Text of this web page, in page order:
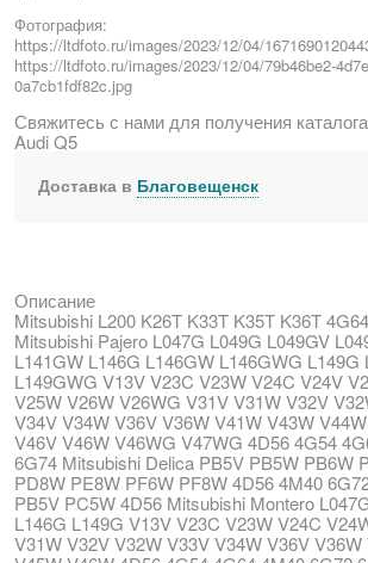
Фотография:
https://ltdfoto.ru/images/2023/12/04/
https://ltdfoto.ru/images/2023/12/04/79b46be2-
0a7cb1fdf82c.jpg
Свяжитесь с нами для получения
Audi Q5
Доставка в Благовещенск
Описание
Mitsubishi L200 K26T K33T K35T K36T
Mitsubishi Pajero L047G L049G L049GV
L141GW L146G L146GW L146GWG L149G
L149GWG V13V V23C V23W V24C V24V
V25W V26W V26WG V31V V31W V32V
V34V V34W V36V V36W V41W V43W
V46V V46W V46WG V47WG 4D56 4G54
6G74 Mitsubishi Delica PB5V PB5W PB6W
PD8W PE8W PF6W PF8W 4D56 4M40
PB5V PC5W 4D56 Mitsubishi Montero
L146G L149G V13V V23C V23W V24C
V31W V32V V32W V33V V34W V36V